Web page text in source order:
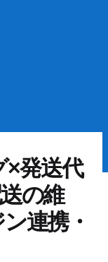
×発送代
の維
連携・